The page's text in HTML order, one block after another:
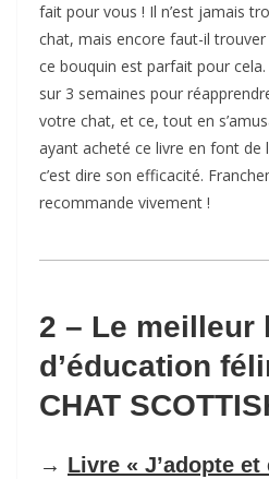
fait pour vous ! Il n’est jamais
chat, mais encore faut-il
ce bouquin est parfait pour
sur 3 semaines pour
votre chat, et ce, tout en
ayant acheté ce livre en font de
c’est dire son efficacité.
recommande vivement !
2 – Le meilleur
d’éducation
CHAT
→ Livre « J’adopte et